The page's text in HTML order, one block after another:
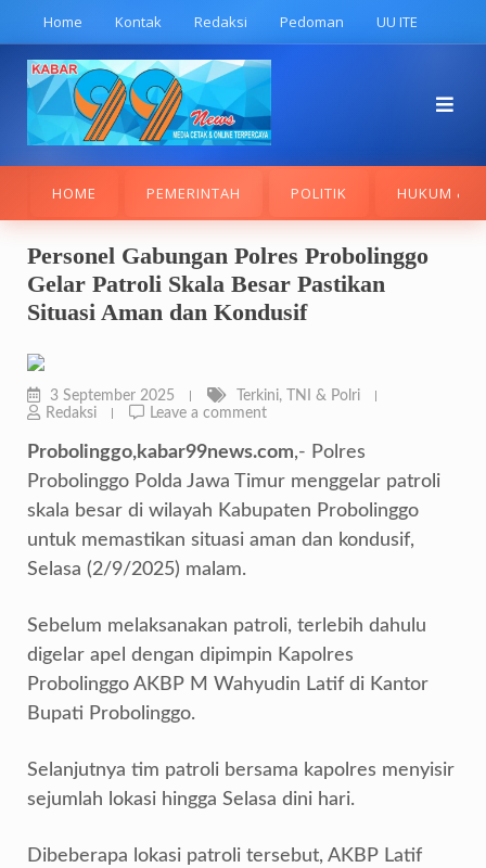
content
Home Kontak Redaksi Pedoman UU ITE
HOME PEMERINTAH POLITIK HUKUM &
Personel Gabungan Polres Probolinggo
Gelar Patroli Skala Besar Pastikan
Situasi Aman dan Kondusif
3 September 2025 Terkini,
TNI & Polri
Redaksi
Leave a comment
Probolinggo,kabar99news.com,- Polres
Probolinggo Polda Jawa Timur menggelar patroli
skala besar di wilayah Kabupaten Probolinggo
untuk memastikan situasi aman dan kondusif,
Selasa (2/9/2025) malam.
Sebelum melaksanakan patroli, terlebih dahulu
digelar apel dengan dipimpin Kapolres
Probolinggo AKBP M Wahyudin Latif di Kantor
Bupati Probolinggo.
Selanjutnya tim patroli bersama kapolres menyisir
sejumlah lokasi hingga Selasa dini hari.
Dibeberapa lokasi patroli tersebut, AKBP Latif